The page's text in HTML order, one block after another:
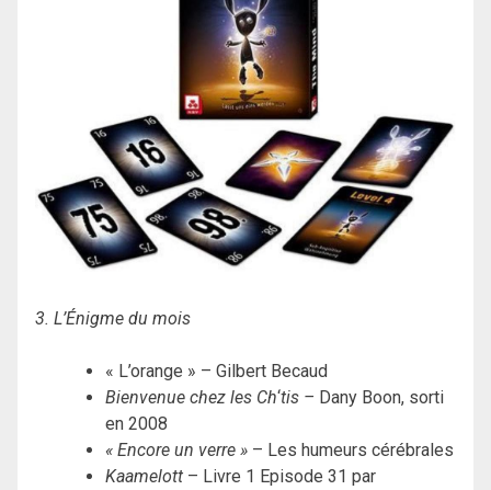
3. L’Énigme du mois
« L’orange » – Gilbert Becaud
Bienvenue chez les Ch‘tis – Dany Boon, sorti
en 2008
« Encore un verre » – Les humeurs cérébrales
Kaamelott – Livre 1 Episode 31 par